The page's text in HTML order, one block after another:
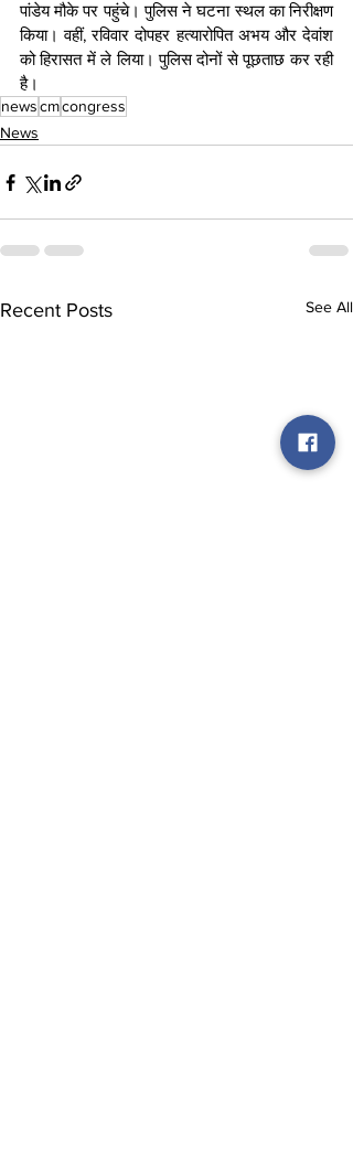
पांडेय मौके पर पहुंचे। पुलिस ने घटना स्थल का निरीक्षण
किया। वहीं, रविवार दोपहर हत्यारोपित अभय और देवांश
को हिरासत में ले लिया। पुलिस दोनों से पूछताछ कर रही
है।
newscmcongress
News
Recent Posts See All